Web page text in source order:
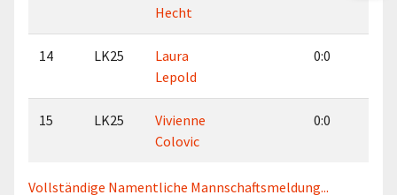
Hecht
14 LK25
Laura
Lepold
0:0
15 LK25
Vivienne
Colovic
0:0
Vollständige Namentliche Mannschaftsmeldung...